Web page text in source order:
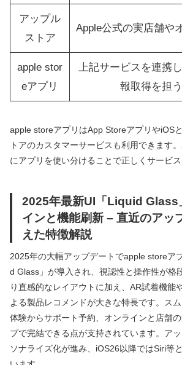
アップル
ストア
Apple公式の実店舗や
apple stor
eアプリ
上記サービスを連携
報取得を担
apple storeアプリはApp StoreアプリやiOS
トアのカスタマーサービスも利用できます
にアプリを使い分けることで正しくサービス
2025年最新UI「Liquid Glass
インと機能刷新 – 直近のアッ
えた特徴解説
2025年の大幅アップデートでapple storeア
d Glass」が導入され、視認性と操作性が格
り直感的なレイアウトに加え、AR試着機能
よる製品レコメンドが大きな特長です。ス
体験からサポート予約、オンラインと店舗
プで完結できる点が支持されています。ア
ソナライズ化が進み、iOS26以降ではSiri等